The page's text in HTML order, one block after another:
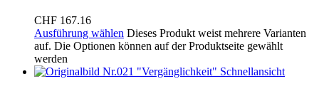
CHF 167.16
Ausführung wählen Dieses Produkt weist mehrere Varianten
auf. Die Optionen können auf der Produktseite gewählt
werden
Schnellansicht